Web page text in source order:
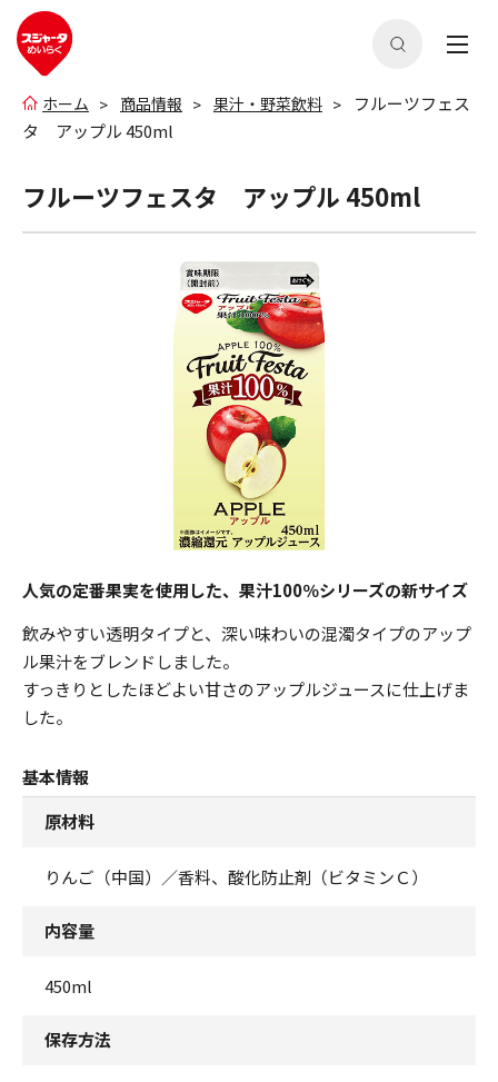
ホーム 商品情報 果汁・野菜飲料
フルーツフェス
タ アップル 450ml
フルーツフェスタ アップル 450ml
人気の定番果実を使用した、果汁100％シリーズの新サイズ
飲みやすい透明タイプと、深い味わいの混濁タイプのアップ
ル果汁をブレンドしました。
すっきりとしたほどよい甘さのアップルジュースに仕上げま
した。
基本情報
原材料
りんご（中国）／香料、酸化防止剤（ビタミンＣ）
内容量
450ml
保存方法